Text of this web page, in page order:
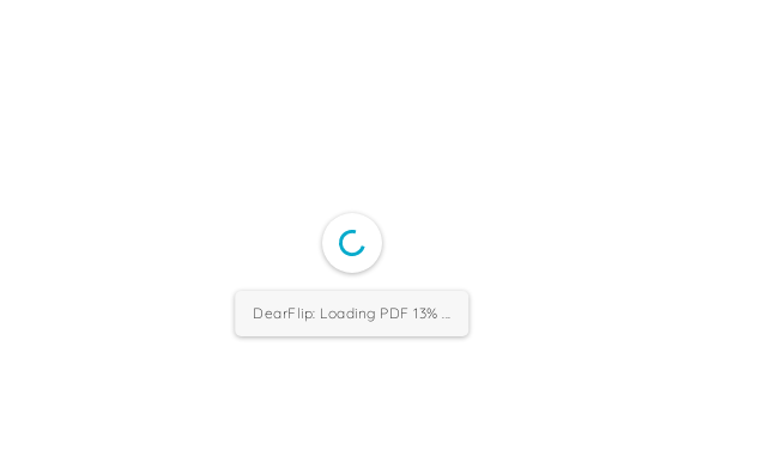
DearFlip: Loading PDF 26% ...